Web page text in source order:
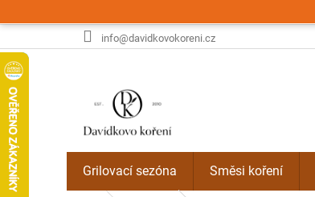
na
info@davidkovokoreni.cz
Grilovací sezóna Směsi koření